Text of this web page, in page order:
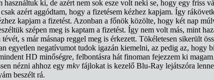
ki, de azért nem sok esze volt neki se, hogy egy friss
azért aggódtam, hogy a fizetésem kézhez kapjam. Így
kapjam a fizetést. Azonban a főnök közölte, hogy két nap
szépen meg is kaptam a fizetést. Így nem volt más, mint
s már másnap reggel meg is érkezett. Tökéletesen sikerült
egyetlen negatívumot tudok igazán kiemelni, az pedig az,
HD minőségre, felbontásra hát finoman fejezzem ki
nézni ahhoz egy mkv fájlokat is kezelő Blu-Ray lejátszóra
beszélt rá.